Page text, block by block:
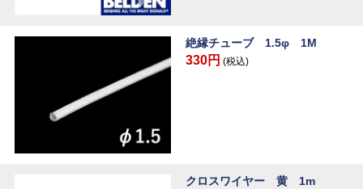
絶縁チューブ 1.5φ 1M
330円 (税込)
クロスワイヤー 黄 1m